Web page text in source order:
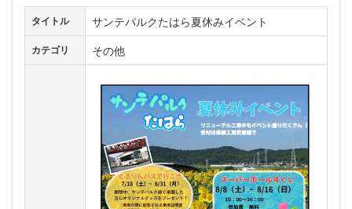
タイトル サンテパルクたはら夏休みイベント
カテゴリ その他